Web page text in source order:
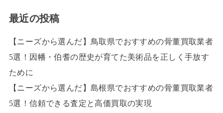
最近の投稿
【ニーズから選んだ】鳥取県でおすすめの骨董買取業者
5選！因幡・伯耆の歴史が育てた美術品を正しく手放す
ために
【ニーズから選んだ】島根県でおすすめの骨董買取業者
5選！信頼できる査定と高価買取の実現